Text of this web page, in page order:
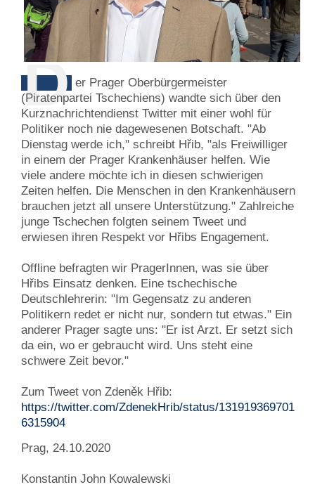
D er Prager Oberbürgermeister
(Piratenpartei Tschechiens) wandte sich über den
Kurznachrichtendienst Twitter mit einer wohl für
Politiker noch nie dagewesenen Botschaft. "Ab
Dienstag werde ich," schreibt Hřib, "als Freiwilliger
in einem der Prager Krankenhäuser helfen. Wie
viele andere möchte ich in diesen schwierigen
Zeiten helfen. Die Menschen in den Krankenhäusern
brauchen jetzt all unsere Unterstützung." Zahlreiche
junge Tschechen folgten seinem Tweet und
erwiesen ihren Respekt vor Hřibs Engagement.
Offline befragten wir PragerInnen, was sie über
Hřibs Einsatz denken. Eine tschechische
Deutschlehrerin: "Im Gegensatz zu anderen
Politikern redet er nicht nur, sondern tut etwas." Ein
anderer Prager sagte uns: "Er ist Arzt. Er setzt sich
da ein, wo er gebraucht wird. Uns steht eine
schwere Zeit bevor."
Zum Tweet von Zdeněk Hřib:
https://twitter.com/ZdenekHrib/status/131919369701
6315904
Prag, 24.10.2020
Konstantin John Kowalewski